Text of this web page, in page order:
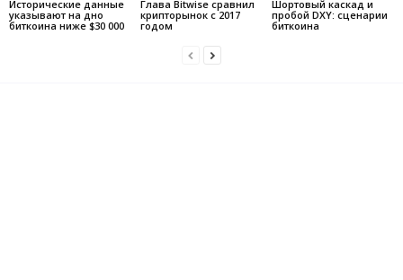
Исторические данные
указывают на дно
биткоина ниже $30 000
Глава Bitwise сравнил
крипторынок с 2017
годом
Шортовый каскад и
пробой DXY: сценарии
биткоина